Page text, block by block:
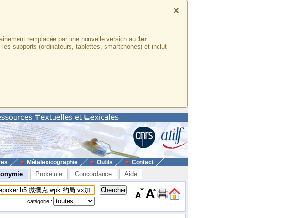
×
remplacée par une nouvelle version au 1er
supports (ordinateurs, tablettes, smartphones) et inclut
Métalexicographie Outils Contact
Proxémie Concordance Aide
catégorie :